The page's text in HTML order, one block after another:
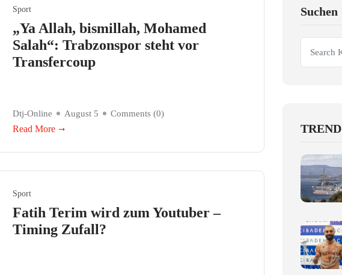
Sport
„Ya Allah, bismillah, Mohamed
Salah“: Trabzonspor steht vor
Transfercoup
Dtj-Online August 5 Comments (0)
Read More
Sport
Fatih Terim wird zum Youtuber –
Timing Zufall?
Suchen
TREND